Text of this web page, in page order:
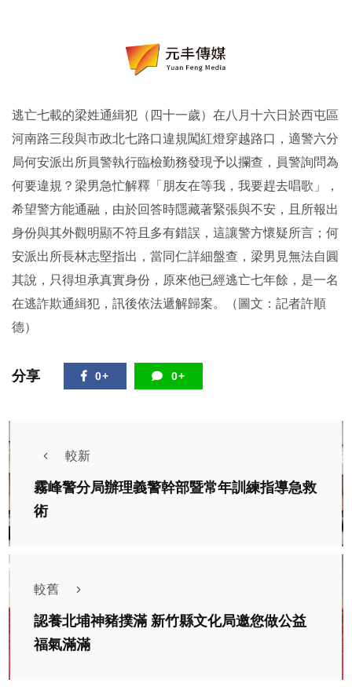
逃亡七載的梁姓通緝犯（四十一歲）在八月十六日於西屯區
河南路三段與市政北七路口違規闖紅燈穿越路口，適警六分
局何安派出所員警執行臨檢勤務發現予以攔查，員警詢問為
何要違規？梁男急忙解釋「朋友在等我，我要趕去唱歌」，
希望警方能通融，由於回答時隱藏著緊張與不安，且所報出
身份與其外觀明顯不符且多有錯誤，這讓警方懷疑所言；何
安派出所長林志堅指出，當同仁詳細盤查，梁男見無法自圓
其說，只得坦承真實身份，原來他已經逃亡七年餘，是一名
在逃詐欺通緝犯，訊後依法遞解歸案。（圖文：記者許順
德）
分享 0+ 0+
較新
霧峰警分局辦理義警幹部暨常年訓練指導急救
術
較舊
認養北埔神豬撲滿 新竹縣文化局邀您做公益
福氣滿滿